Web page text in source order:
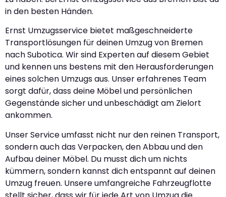
in den besten Händen.
Ernst Umzugsservice bietet maßgeschneiderte
Transportlösungen für deinen Umzug von Bremen
nach Subotica. Wir sind Experten auf diesem Gebiet
und kennen uns bestens mit den Herausforderungen
eines solchen Umzugs aus. Unser erfahrenes Team
sorgt dafür, dass deine Möbel und persönlichen
Gegenstände sicher und unbeschädigt am Zielort
ankommen.
Unser Service umfasst nicht nur den reinen Transport,
sondern auch das Verpacken, den Abbau und den
Aufbau deiner Möbel. Du musst dich um nichts
kümmern, sondern kannst dich entspannt auf deinen
Umzug freuen. Unsere umfangreiche Fahrzeugflotte